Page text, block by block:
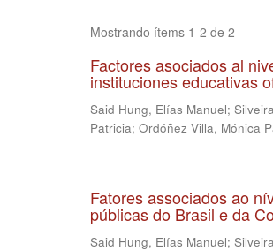
Mostrando ítems 1-2 de 2
Factores asociados al
instituciones educativas
Said Hung, Elías Manuel;
Patricia; Ordóñez Villa, Mónica
Fatores associados ao
públicas do Brasil e da
Said Hung, Elías Manuel;